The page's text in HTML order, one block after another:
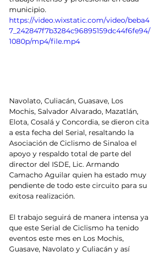
municipio.
https://video.wixstatic.com/video/beba4
7_242847f7b3284c96895159dc44f6fe94/
1080p/mp4/file.mp4
Navolato, Culiacán, Guasave, Los
Mochis, Salvador Alvarado, Mazatlán,
Elota, Cosalá y Concordia, se dieron cita
a esta fecha del Serial, resaltando la
Asociación de Ciclismo de Sinaloa el
apoyo y respaldo total de parte del
director del ISDE, Lic. Armando
Camacho Aguilar quien ha estado muy
pendiente de todo este circuito para su
exitosa realización.
El trabajo seguirá de manera intensa ya
que este Serial de Ciclismo ha tenido
eventos este mes en Los Mochis,
Guasave, Navolato y Culiacán y así